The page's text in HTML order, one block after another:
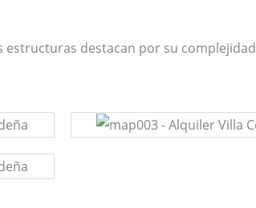
destacan por su complejidad